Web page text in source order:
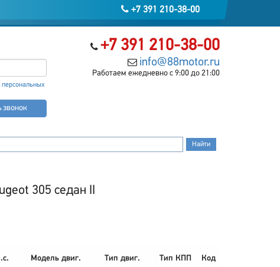
+7 391 210-38-00
+7 391 210-38-00
info@88motor.ru
Работаем ежедневно с 9:00 до 21:00
персональных
звонок
305 седан II
Модель двиг. Тип двиг. Тип КПП Код